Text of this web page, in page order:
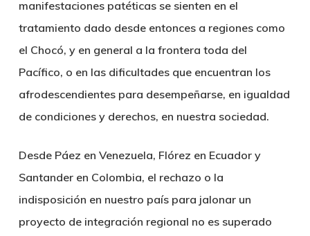
manifestaciones patéticas se sienten en el
tratamiento dado desde entonces a regiones como
el Chocó, y en general a la frontera toda del
Pacífico, o en las dificultades que encuentran los
afrodescendientes para desempeñarse, en igualdad
de condiciones y derechos, en nuestra sociedad.
Desde Páez en Venezuela, Flórez en Ecuador y
Santander en Colombia, el rechazo o la
indisposición en nuestro país para jalonar un
proyecto de integración regional no es superado